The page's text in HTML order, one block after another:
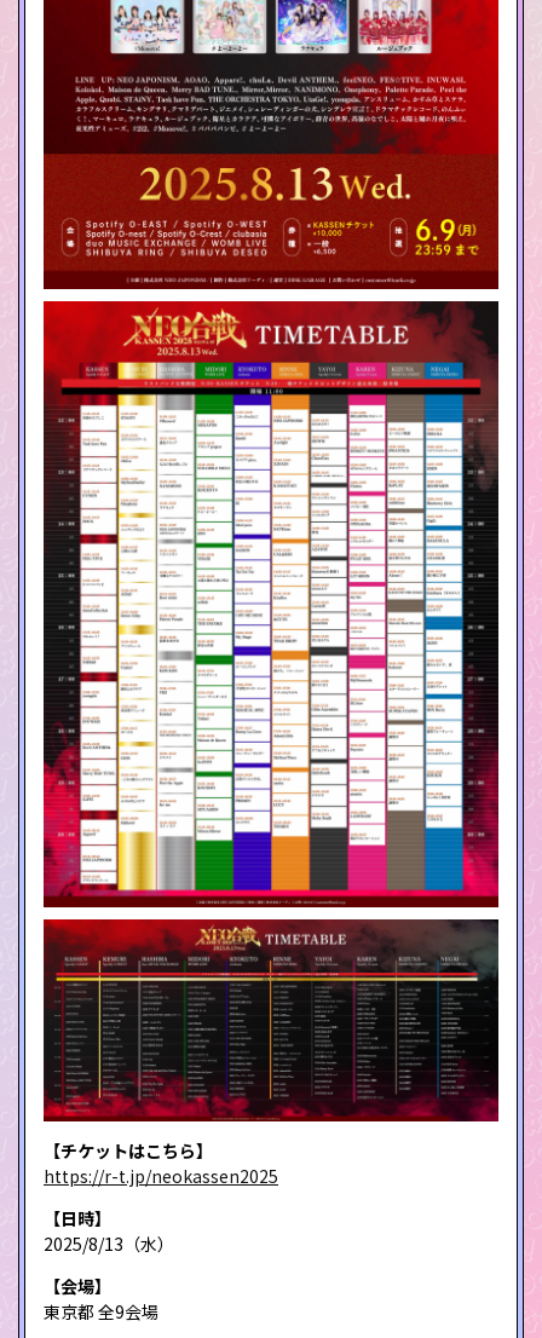
【チケットはこちら】
https://r-t.jp/neokassen2025
【日時】
2025/8/13（水）
【会場】
東京都 全9会場